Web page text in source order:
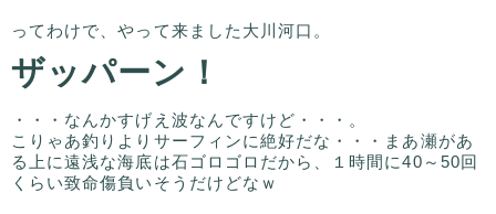
ってわけで、やって来ました大川河口。
ザッパーン！
・・・なんかすげえ波なんですけど・・・。
こりゃあ釣りよりサーフィンに絶好だな・・・まあ瀬があ
る上に遠浅な海底は石ゴロゴロだから、１時間に40～50回
くらい致命傷負いそうだけどなｗ